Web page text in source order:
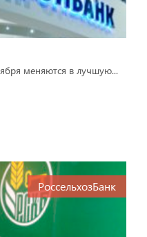
меняются в лучшую...
РоссельхозБанк